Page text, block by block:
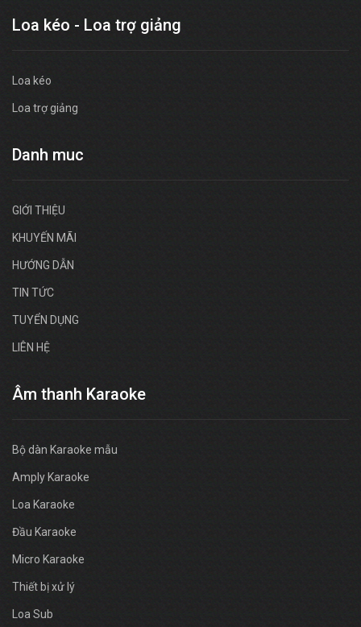
Loa kéo - Loa trợ giảng
Loa kéo
Loa trợ giảng
Danh muc
GIỚI THIỆU
KHUYẾN MÃI
HƯỚNG DẪN
TIN TỨC
TUYỂN DỤNG
LIÊN HỆ
Âm thanh Karaoke
Bộ dàn Karaoke mẫu
Amply Karaoke
Loa Karaoke
Đầu Karaoke
Micro Karaoke
Thiết bị xử lý
Loa Sub